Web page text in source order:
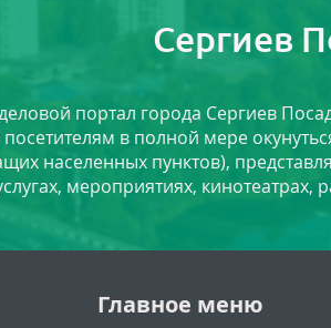
Сергиев
портал города Сергиев
в полной мере
населенных пунктов),
мероприятиях, кинотеатрах,
Главное меню